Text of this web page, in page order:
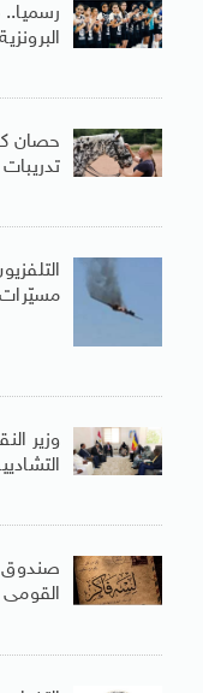
رسميا..
حصان
وزير
صندوق